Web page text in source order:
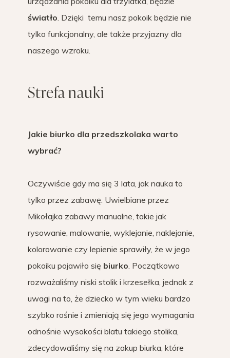
światło. Dzięki temu nasz pokoik będzie nie
tylko funkcjonalny, ale także przyjazny dla
naszego wzroku.
Strefa nauki
Jakie biurko dla przedszkolaka warto
wybrać?
Oczywiście gdy ma się 3 lata, jak nauka to
tylko przez zabawę. Uwielbiane przez
Mikołajka zabawy manualne, takie jak
rysowanie, malowanie, wyklejanie, naklejanie,
kolorowanie czy lepienie sprawiły, że w jego
pokoiku pojawiło się biurko. Początkowo
rozważaliśmy niski stolik i krzesełka, jednak z
uwagi na to, że dziecko w tym wieku bardzo
szybko rośnie i zmieniają się jego wymagania
odnośnie wysokości blatu takiego stolika,
zdecydowaliśmy się na zakup biurka, które